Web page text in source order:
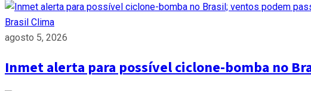
Brasil Clima
agosto 5, 2026
Inmet alerta para possível ciclone-bomba no